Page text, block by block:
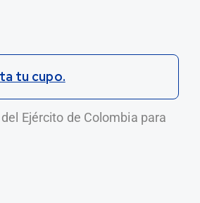
tu cupo.
Ejército de Colombia para